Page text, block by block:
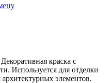
краска с
Используется для отделки
элементов.